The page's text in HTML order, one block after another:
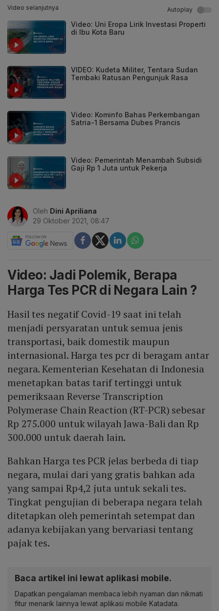
Video selanjutnya Autoplay
Video: Uni Eropa Lirik Investasi Properti
di Ibu Kota Baru
VIDEO: Kudeta Militer, Tentara Sudan
Tembaki Ratusan Pengunjuk Rasa
Video: Kominfo Bahas Perkembangan
Satria-1 Bersama Dubes Prancis
Video: Pemerintah Menambah Subsidi
Gaji Rp 1 Juta untuk Pekerja
Oleh Dini Apriliana
29 Oktober 2021, 08:47
Video: Jadi Polemik, Berapa
Harga Tes PCR di Negara Lain ?
Hasil tes negatif Covid-19 saat ini telah
menjadi persyaratan untuk semua jenis
transportasi, baik domestik maupun
internasional. Harga tes pcr di beragam antar
negara. Kementerian Kesehatan di Indonesia
menetapkan batas tarif tertinggi untuk
pemeriksaan Reverse Transcription
Polymerase Chain Reaction (RT-PCR) sebesar
Rp 275.000 untuk wilayah Jawa-Bali dan Rp
300.000 untuk daerah lain.
Bahkan Harga tes PCR jelas berbeda di tiap
negara, mulai dari yang gratis bahkan ada
yang sampai Rp4,2 juta untuk sekali tes.
Tingkat pengujian di beberapa negara telah
ditetapkan oleh pemerintah setempat dan
adanya kebijakan yang bervariasi tentang
pajak tes.
Baca artikel ini lewat aplikasi mobile.
Dapatkan pengalaman membaca lebih nyaman dan nikmati
fitur menarik lainnya lewat aplikasi mobile Katadata.